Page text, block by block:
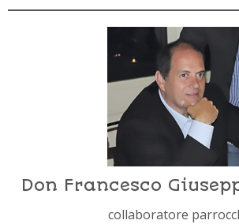
Don Francesco
collaboratore